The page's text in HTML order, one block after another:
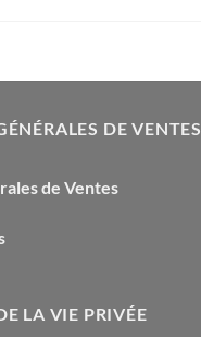
DE VENTES
de Ventes
LA VIE PRIVÉE